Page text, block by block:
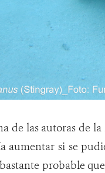
de las autoras de
aumentar si se
probable